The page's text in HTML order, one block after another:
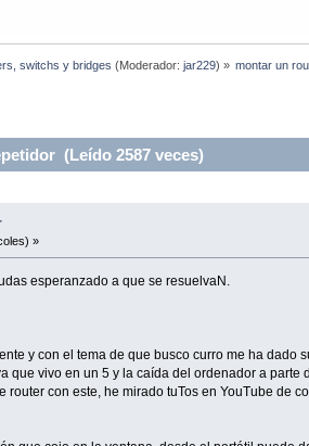
switchs y bridges (Moderador: jar229) » montar un
(Leído 2587 veces)
»
esperanzado a que se resuelvaN.
y con el tema de que busco curro me ha
que vivo en un 5 y la caída del ordenador a
router con este, he mirado tuTos en YouTube de